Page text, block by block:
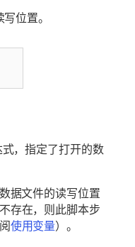
位置。
，指定了打开的数
据文件的读写位置
存在，则此脚本步
使用变量）。